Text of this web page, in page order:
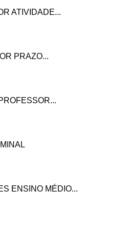
ATIVIDADE...
PRAZO...
ENSINO MÉDIO...